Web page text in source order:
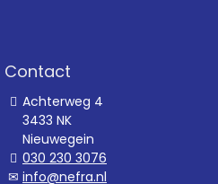
Contact
Achterweg 4
3433 NK
Nieuwegein
030 230 3076
info@nefra.nl